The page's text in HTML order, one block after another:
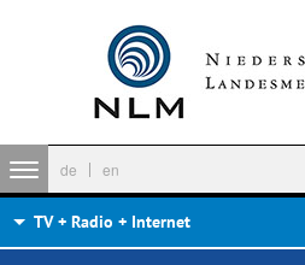
de en
TV + Radio + Internet